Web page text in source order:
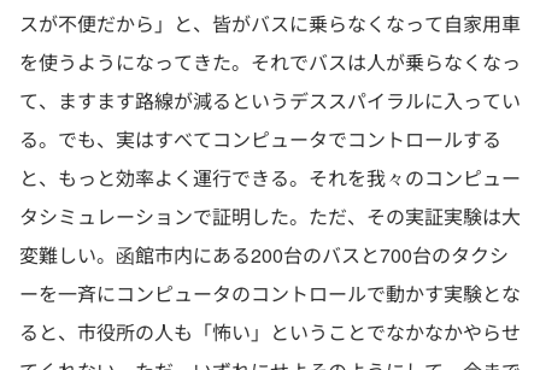
スが不便だから」と、皆がバスに乗らなくなって自家用車
を使うようになってきた。それでバスは人が乗らなくなっ
て、ますます路線が減るというデススパイラルに入ってい
る。でも、実はすべてコンピュータでコントロールする
と、もっと効率よく運行できる。それを我々のコンピュー
タシミュレーションで証明した。ただ、その実証実験は大
変難しい。函館市内にある200台のバスと700台のタクシ
ーを一斉にコンピュータのコントロールで動かす実験とな
ると、市役所の人も「怖い」ということでなかなかやらせ